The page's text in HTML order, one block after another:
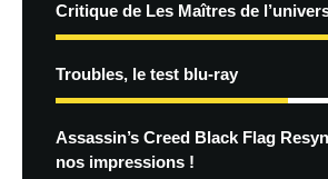
Critique de Les Maîtres de
Troubles, le test blu-ray
Assassin’s Creed Black Flag
nos impressions !